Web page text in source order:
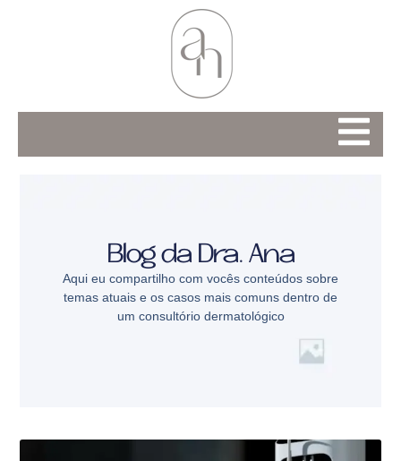
Blog da Dra. Ana
Aqui eu compartilho com vocês conteúdos sobre
temas atuais e os casos mais comuns dentro de
um consultório dermatológico